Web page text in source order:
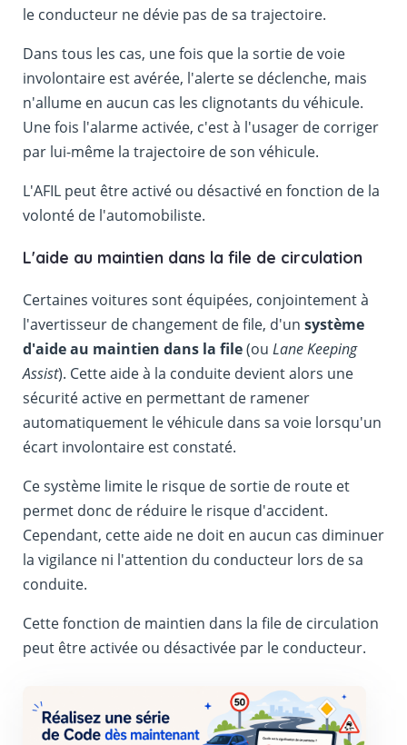
le conducteur ne dévie pas de sa trajectoire.
Dans tous les cas, une fois que la sortie de voie
involontaire est avérée, l'alerte se déclenche, mais
n'allume en aucun cas les clignotants du véhicule.
Une fois l'alarme activée, c'est à l'usager de corriger
par lui-même la trajectoire de son véhicule.
L'AFIL peut être activé ou désactivé en fonction de la
volonté de l'automobiliste.
L'aide au maintien dans la file de circulation
Certaines voitures sont équipées, conjointement à
l'avertisseur de changement de file, d'un système
d'aide au maintien dans la file(ou Lane Keeping
Assist). Cette aide à la conduite devient alors une
sécurité active en permettant de ramener
automatiquement le véhicule dans sa voie lorsqu'un
écart involontaire est constaté.
Ce système limite le risque de sortie de route et
permet donc de réduire le risque d'accident.
Cependant, cette aide ne doit en aucun cas diminuer
la vigilance ni l'attention du conducteur lors de sa
conduite.
Cette fonction de maintien dans la file de circulation
peut être activée ou désactivée par le conducteur.